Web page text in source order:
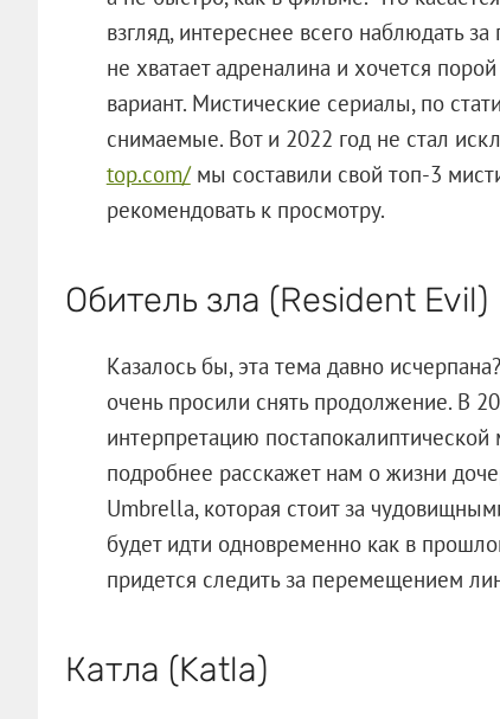
взгляд, интереснее всего наблюдать
не хватает адреналина и хочется
вариант. Мистические сериалы, по
снимаемые. Вот и 2022 год не стал
top.com/мы составили свой топ-3
рекомендовать к просмотру.
Обитель зла (Resident Evil)
Казалось бы, эта тема давно
очень просили снять продолжение. В
интерпретацию
подробнее расскажет нам о жизни
Umbrella, которая стоит за
будет идти одновременно как в
придется следить за перемещением
Катла (Katla)